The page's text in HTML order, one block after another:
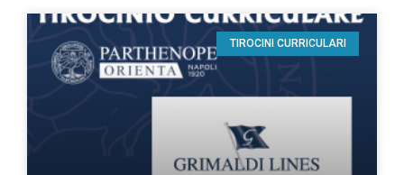
TIROCINI CURRICULARI